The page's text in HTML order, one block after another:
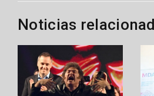
Noticias